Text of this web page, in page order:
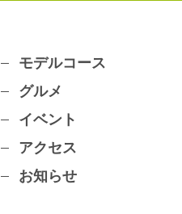
モデルコース
グルメ
イベント
アクセス
お知らせ